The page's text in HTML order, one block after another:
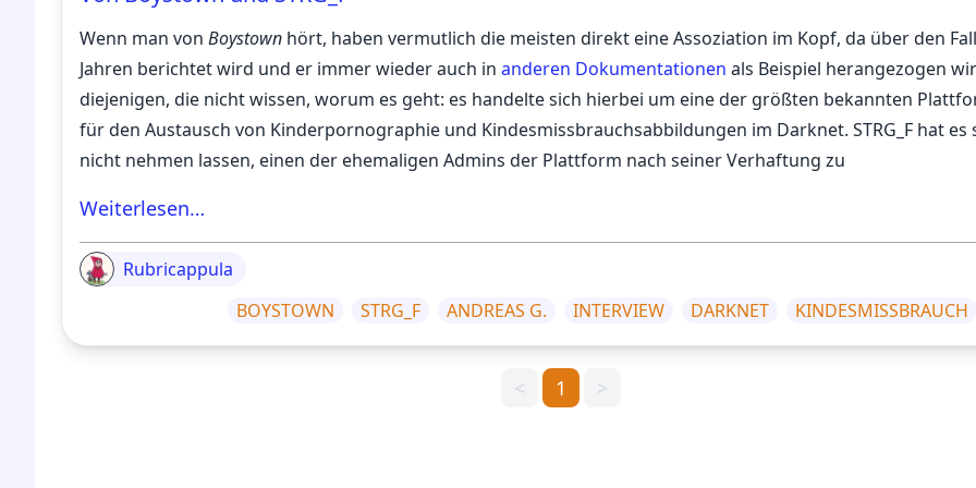
Wenn man von Boystown hört, haben vermutlich die meisten direkt eine Assoziation im Kopf, da über den
Jahren berichtet wird und er immer wieder auch in anderen Dokumentationen als Beispiel herangezogen
diejenigen, die nicht wissen, worum es geht: es handelte sich hierbei um eine der größten bekannten
für den Austausch von Kinderpornographie und Kindesmissbrauchsabbildungen im Darknet. STRG_F hat es
nicht nehmen lassen, einen der ehemaligen Admins der Plattform nach seiner Verhaftung zu
Weiterlesen…
Rubricappula
BOYSTOWN
STRG_F ANDREAS G. INTERVIEW DARKNET KINDESMISSBRAUCH
< 1 >